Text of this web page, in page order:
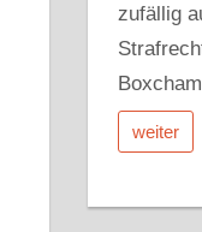
zufällig
weiter